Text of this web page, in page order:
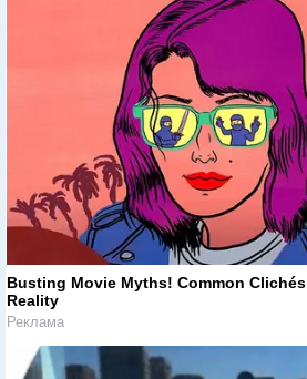
Busting Movie Myths! Common
Reality
Реклама